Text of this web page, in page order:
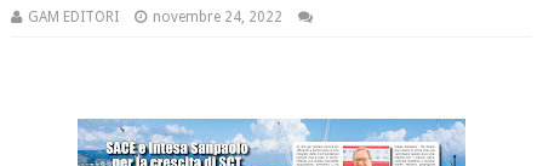
GAM EDITORI novembre 24, 2022